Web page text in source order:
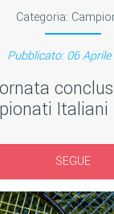
Categoria:
Pubblicato: 06
Italiani
SEGUE
NOVITÀ FISCALI
MODULISTICA
DOCUMENTI E